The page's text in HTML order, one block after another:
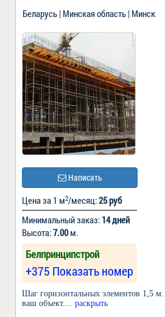
Беларусь | Минская область | Минск
Написать
Цена за 1 м2/месяц:25 руб
Минимальный заказ: 14 дней
Высота:7.00м.
Белпринципстрой
+375 Показать номер
Шаг горизонтальных элементов 1,5
ваш объект.... раскрыть